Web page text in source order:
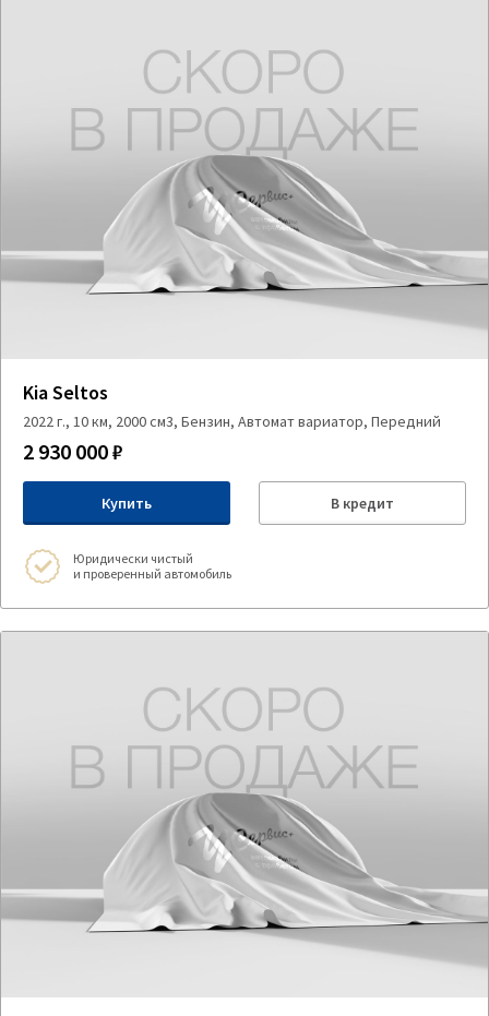
Kia Seltos
2022 г., 10 км, 2000 см3, Бензин, Автомат вариатор, Передний
2 930 000 ₽
Купить В кредит
Юридически чистый
и проверенный автомобиль